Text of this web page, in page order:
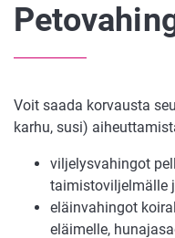
Voit saada korvausta
karhu, susi)
viljelysvahingot
taimistoviljelmälle
eläinvahingot
eläimelle,